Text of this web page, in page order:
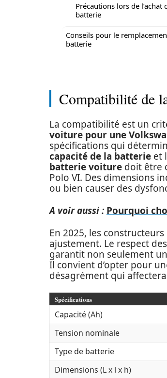
Précautions lors de l’achat
batterie
Conseils pour le
batterie
Compatibilité de
La compatibilité est un
voiture pour une
spécifications qui
capacité de la batterie et
batterie voiture doit être
Polo VI. Des dimensions
ou bien causer des
A voir aussi : Pourquoi
En 2025, les
ajustement. Le respect
garantit non seulement
Il convient d’opter pour
désagrément qui
Spécifications
Capacité (Ah)
Tension nominale
Type de batterie
Dimensions (L x l x h)